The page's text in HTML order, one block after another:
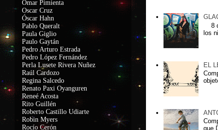
8
los
EL
que
Omar Pimienta
Oscar Cruz
Óscar Hahn
Pablo Queralt
Paula Giglio
Paulo Gaytán
Pedro Arturo Estrada
Pedro López Fernández
Perla Lusete Rivera Nuñez
Raúl Cardozo
Regina Salcedo
Renato Paxi Oyanguren
Reneé Acosta
Rito Guillén
Roberto Castillo Udiarte
Robin Myers
Rocío Cerón